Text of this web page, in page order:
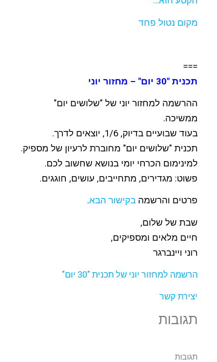
מקום נטול פחד
===
תכנית "30 יום" – מחזור יוני
ההרשמה למחזור יוני של "שלושים יום"
ממשיכה.
בעוד שבועיים בדיוק, 1/6, יוצאים לדרך.
תכנית "שלושים יום" מחוברת לרעיון של מספיק.
למינימום הכרחי יומי בנושא שחשוב לכם.
פשוט: מגדירים, מתחייבים, עושים, חוגגים.
פרטים והרשמה בקישור הבא.
שבת של שלום,
חיים מלאים ומספיקים,
רוני ויינברגר
הרשמה למחזור יוני של תכנית "30 יום"
יצירת קשר
תגובות
תגובות